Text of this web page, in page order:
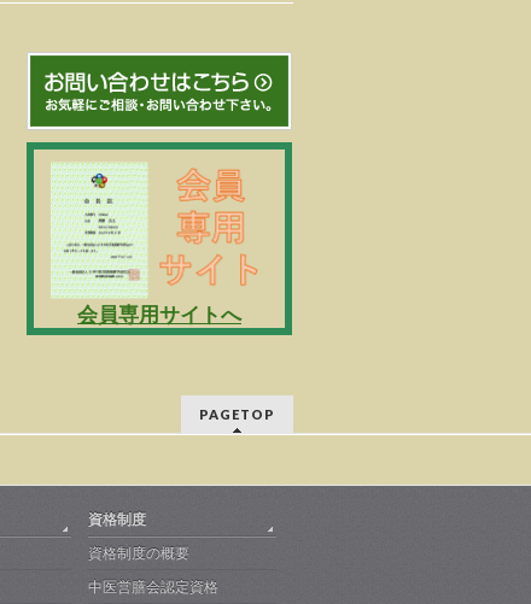
会員専用サイトへ
PAGETOP
資格制度
資格制度の概要
中医営膳会認定資格